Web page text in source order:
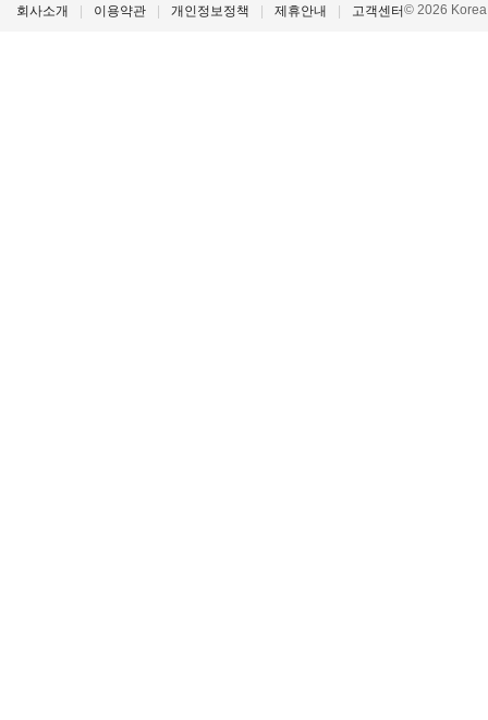
회사소개 이용약관 개인정보정책 제휴안내 고객센터© 2026